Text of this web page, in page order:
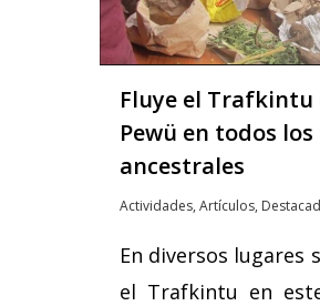
Fluye el Trafkintu
Pewü en todos
ancestrales
Actividades, Artículos,
En diversos lugares
el Trafkintu en